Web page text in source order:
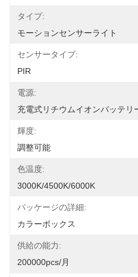
タイプ:
モーションセンサーライト
センサータイプ:
PIR
電源:
充電式リチウムイオンバッテリ
輝度:
調整可能
色温度:
3000K/4500K/6000K
パッケージの詳細:
カラーボックス
供給の能力:
200000pcs/月